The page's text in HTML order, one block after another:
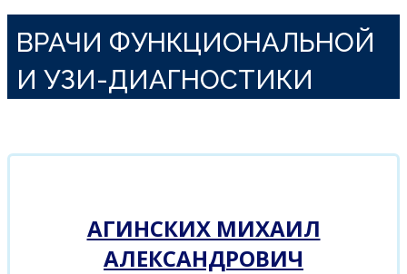
ВРАЧИ ФУНКЦИОНАЛЬНОЙ
И УЗИ-ДИАГНОСТИКИ
АГИНСКИХ МИХАИЛ
АЛЕКСАНДРОВИЧ